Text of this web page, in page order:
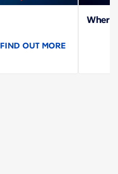
FIND OUT MORE
Where